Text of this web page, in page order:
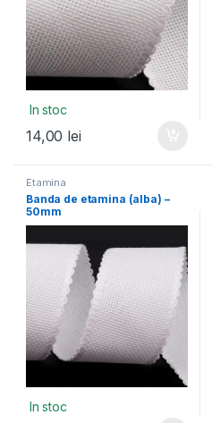
In stoc
14,00 lei
Etamina
Banda de etamina (alba) –
50mm
In stoc